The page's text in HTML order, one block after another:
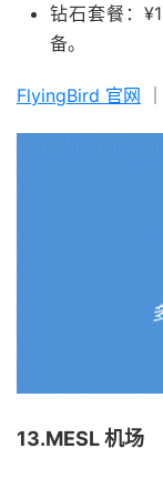
钻石套餐：
备。
FlyingBird 官网
13.MESL 机场